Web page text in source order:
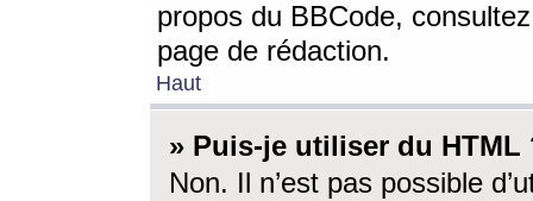
propos du BBCode,
page de rédaction.
Haut
» Puis-je utiliser du HTML
Non. Il n’est pas possible